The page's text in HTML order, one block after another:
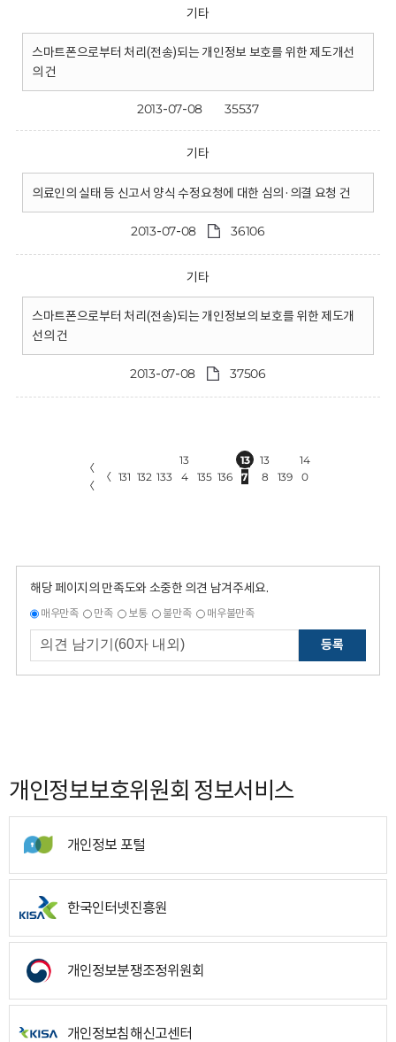
기타
스마트폰으로부터 처리(전송)되는 개인정보 보호를 위한 제도개선
의 건
2013-07-08 35537
기타
의료인의 실태 등 신고서 양식 수정요청에 대한 심의·의결 요청 건
2013-07-08 36106
기타
스마트폰으로부터 처리(전송)되는 개인정보의 보호를 위한 제도개
선의 건
2013-07-08 37506
〈
〈
〈 131 132 133
13
4
135 136
13
7
13
8
139
14
0
해당 페이지의 만족도와 소중한 의견 남겨주세요.
매우만족 만족 보통 불만족 매우불만족
등록
개인정보보호위원회 정보서비스
개인정보 포털
한국인터넷진흥원
개인정보분쟁조정위원회
개인정보침해신고센터